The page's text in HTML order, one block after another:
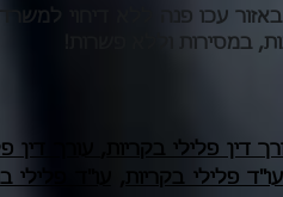
עכו פנה ללא דיחוי למשרד
במסירות וללא פשרות!
דין פלילי בקריות עורך דין
עו"ד פלילי בקריות עו"ד פלילי